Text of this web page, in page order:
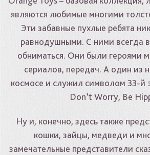
являются любимые многими
Эти забавные пухлые ребята
равнодушными. С ними всегда
обниматься. Они были героями
сериалов, передач. А один из
космосе и служил символом 33-
Don’t Worry, Be
Ну и, конечно, здесь также
кошки, зайцы, медведи и
замечательные представители